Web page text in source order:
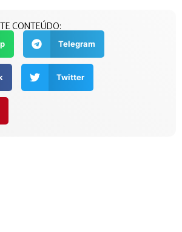
CONTEÚDO:
Telegram
Twitter